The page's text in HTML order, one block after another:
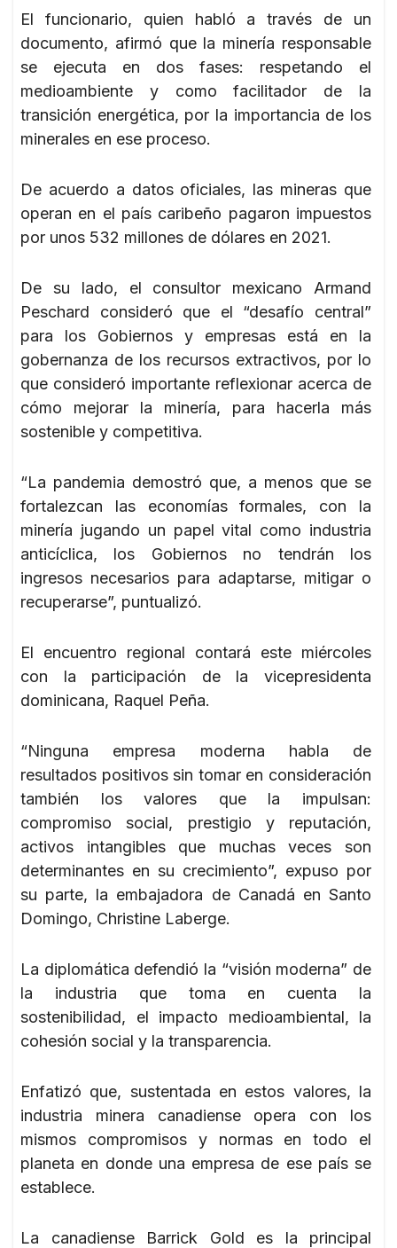
El funcionario, quien habló a través de un
documento, afirmó que la minería responsable
se ejecuta en dos fases: respetando el
medioambiente y como facilitador de la
transición energética, por la importancia de los
minerales en ese proceso.
De acuerdo a datos oficiales, las mineras que
operan en el país caribeño pagaron impuestos
por unos 532 millones de dólares en 2021.
De su lado, el consultor mexicano Armand
Peschard consideró que el “desafío central”
para los Gobiernos y empresas está en la
gobernanza de los recursos extractivos, por lo
que consideró importante reflexionar acerca de
cómo mejorar la minería, para hacerla más
sostenible y competitiva.
“La pandemia demostró que, a menos que se
fortalezcan las economías formales, con la
minería jugando un papel vital como industria
anticíclica, los Gobiernos no tendrán los
ingresos necesarios para adaptarse, mitigar o
recuperarse”, puntualizó.
El encuentro regional contará este miércoles
con la participación de la vicepresidenta
dominicana, Raquel Peña.
“Ninguna empresa moderna habla de
resultados positivos sin tomar en consideración
también los valores que la impulsan:
compromiso social, prestigio y reputación,
activos intangibles que muchas veces son
determinantes en su crecimiento”, expuso por
su parte, la embajadora de Canadá en Santo
Domingo, Christine Laberge.
La diplomática defendió la “visión moderna” de
la industria que toma en cuenta la
sostenibilidad, el impacto medioambiental, la
cohesión social y la transparencia.
Enfatizó que, sustentada en estos valores, la
industria minera canadiense opera con los
mismos compromisos y normas en todo el
planeta en donde una empresa de ese país se
establece.
La canadiense Barrick Gold es la principal